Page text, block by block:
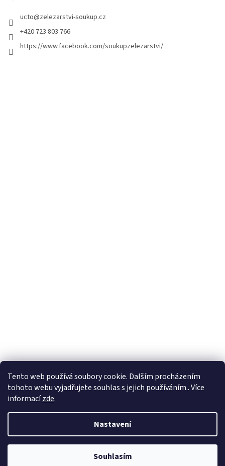
Tento web používá soubory cookie. Dalším procházením
tohoto webu vyjadřujete souhlas s jejich používáním.. Více
informacízde.
Nastavení
Souhlasím
ucto@zelezarstvi-soukup.cz
+420 723 803 766
https://www.facebook.com/soukupzelezarstvi/
Copyright 2026